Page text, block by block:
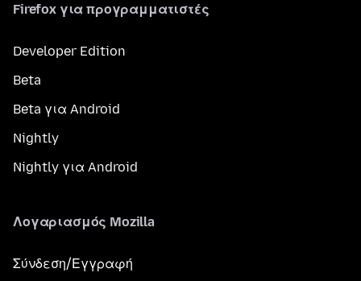
Firefox για προγραμματιστές
Developer Edition
Beta
Beta για Android
Nightly
Nightly για Android
Λογαριασμός Mozilla
Σύνδεση/Εγγραφή